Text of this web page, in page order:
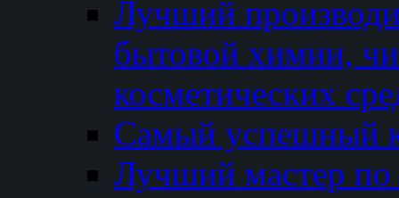
Лучший
бытовой химии,
косметических
Самый успешный
Лучший мастер по